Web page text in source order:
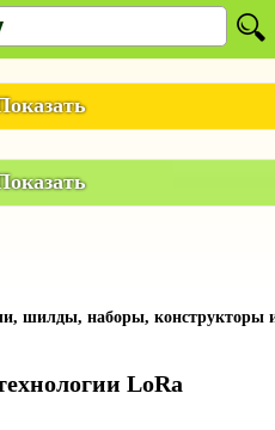
шилды, наборы, конструкторы
LoRa